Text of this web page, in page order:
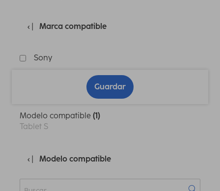
Marca compatible
Sony
Guardar
Modelo compatible (1)
Tablet S
Modelo compatible